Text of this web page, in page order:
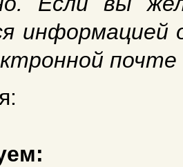
информацией
почте